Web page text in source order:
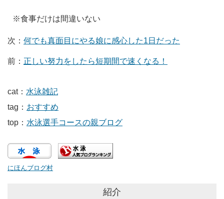
※食事だけは間違いない
次： 何でも真面目にやる娘に感心した1日だった
前： 正しい努力をしたら短期間で速くなる！
cat： 水泳雑記
tag： おすすめ
top： 水泳選手コースの親ブログ
にほんブログ村
紹介